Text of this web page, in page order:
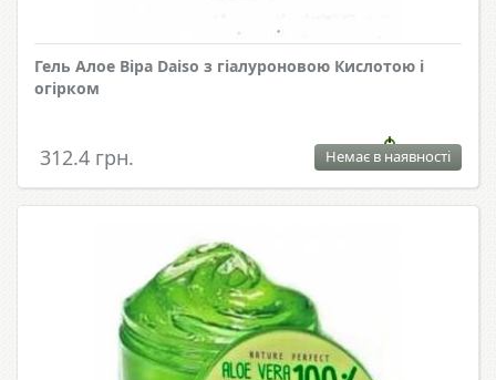
Гель Алое Віра Daiso з гіалуроновою Кислотою і
огірком
312.4 грн. Немає в наявності